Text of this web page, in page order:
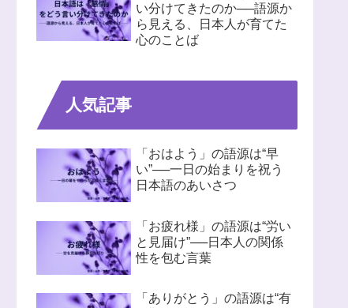
い分けてきたのか──語源か
ら見える、日本人が育てた
心のことば
人気記事
「おはよう」の語源は“早
い”──一日の始まりを祝う
日本語のあいさつ
「お疲れ様」の語源は“労い
と見届け”──日本人の関係
性を包む言葉
「ありがとう」の語源は“有